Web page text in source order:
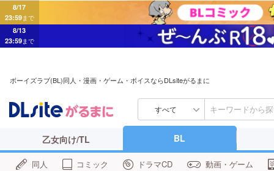
8/17
23:59まで
8/13
23:59まで
ボーイズラブ(BL)同人・漫画・ゲーム・ボイスならDLsiteがるまに
すべて
乙女向け/TL BL
同人 コミック ドラマCD 動画・ゲーム